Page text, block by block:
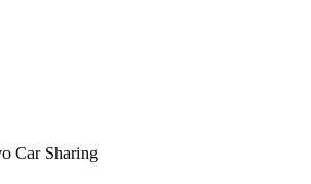
Car Sharing